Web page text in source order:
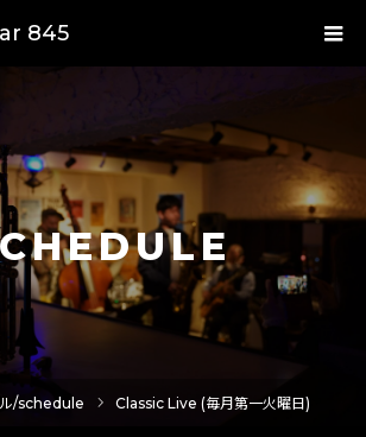
845
ル/schedule Classic Live (毎月第一火曜日)